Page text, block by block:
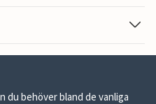
behöver bland de vanliga